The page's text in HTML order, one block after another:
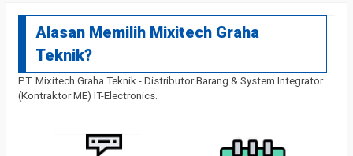
Alasan Memilih Mixitech Graha
Teknik?
PT. Mixitech Graha Teknik - Distributor Barang & System Integrator
(Kontraktor ME) IT-Electronics.